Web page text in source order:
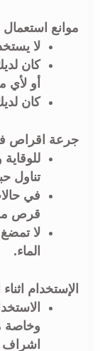
موانع استعمال
لا
كان
أو
كان
جرعة اقراص
تناول
في
قرص
لا
الماء.
الإستخدام
وخاصة